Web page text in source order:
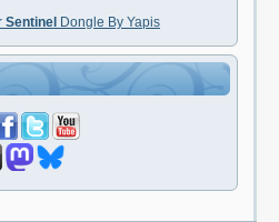
Sentinel Dongle By Yapis